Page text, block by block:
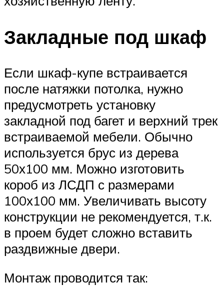
Закладные под шкаф
Если шкаф-купе встраивается
после натяжки потолка, нужно
предусмотреть установку
закладной под багет и верхний трек
встраиваемой мебели. Обычно
используется брус из дерева
50х100 мм. Можно изготовить
короб из ЛСДП с размерами
100х100 мм. Увеличивать высоту
конструкции не рекомендуется, т.к.
в проем будет сложно вставить
раздвижные двери.
Монтаж проводится так: